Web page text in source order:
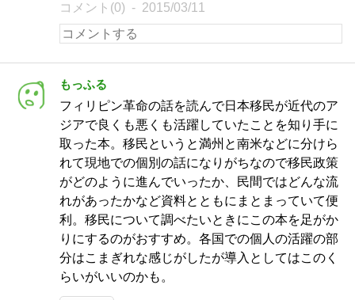
コメント(0) 2015/03/11
もっふる
フィリピン革命の話を読んで日本移民が近代のア
ジアで良くも悪くも活躍していたことを知り手に
取った本。移民というと満州と南米などに分けら
れて現地での個別の話になりがちなので移民政策
がどのように進んでいったか、民間ではどんな流
れがあったかなど資料とともにまとまっていて便
利。移民について調べたいときにこの本を足がか
りにするのがおすすめ。各国での個人の活躍の部
分はこまぎれな感じがしたが導入としてはこのく
らいがいいのかも。